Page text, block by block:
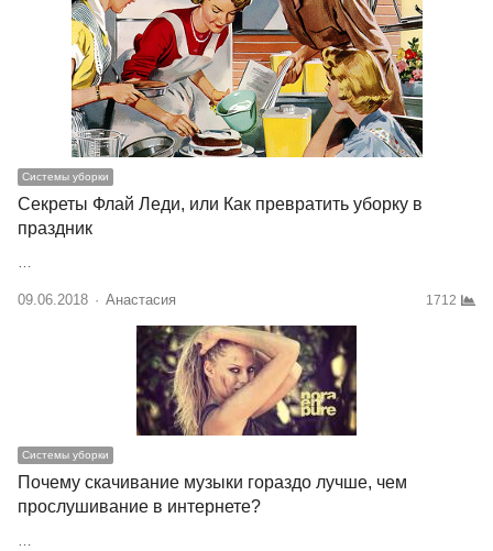
Системы уборки
Секреты Флай Леди, или Как превратить уборку в
праздник
…
09.06.2018 Author
Анастасия 1712
Системы уборки
Почему скачивание музыки гораздо лучше, чем
прослушивание в интернете?
…